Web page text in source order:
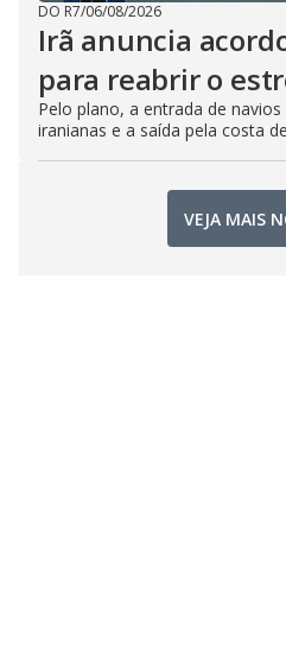
DO R7/06/08/2026
Irã anuncia
para reabrir o
Pelo plano, a entrada de
iranianas e a saída pela costa
VEJA MAIS